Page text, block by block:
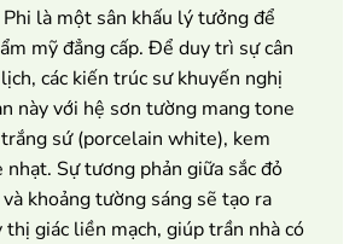
là một sân khấu lý tưởng để
mỹ đẳng cấp. Để duy trì sự cân
các kiến trúc sư khuyến nghị
này với hệ sơn tường mang tone
sứ (porcelain white), kem
nhạt. Sự tương phản giữa sắc đỏ
khoảng tường sáng sẽ tạo ra
thị giác liền mạch, giúp trần nhà có